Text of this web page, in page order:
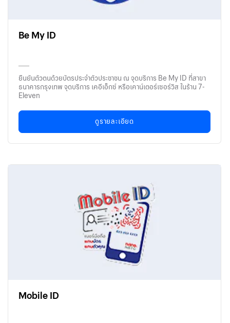
Be My ID
ยืนยันตัวตนด้วยบัตรประจำตัวประชาชน ณ จุดบริการ Be My ID ที่สาขา
ธนาคารกรุงเทพ จุดบริการ เคอีเอ็กซ์ หรือเคาน์เตอร์เซอร์วิส ในร้าน 7-
Eleven
ดูรายละเอียด
Mobile ID